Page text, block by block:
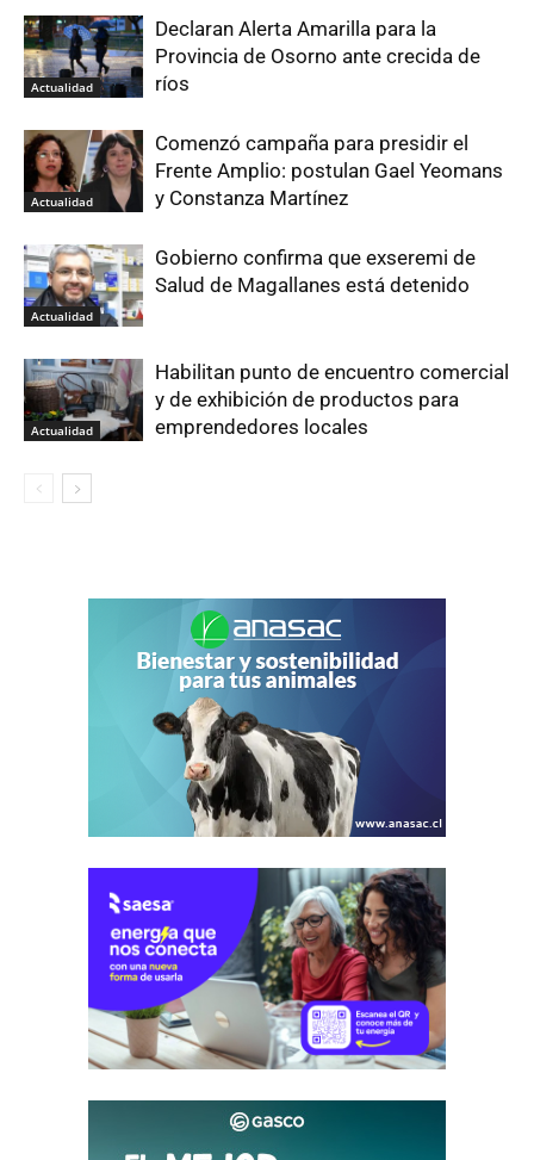
Actualidad
Declaran Alerta Amarilla para la
Provincia de Osorno ante crecida de
ríos
Actualidad
Comenzó campaña para presidir el
Frente Amplio: postulan Gael Yeomans
y Constanza Martínez
Actualidad
Gobierno confirma que exseremi de
Salud de Magallanes está detenido
Actualidad
Habilitan punto de encuentro comercial
y de exhibición de productos para
emprendedores locales